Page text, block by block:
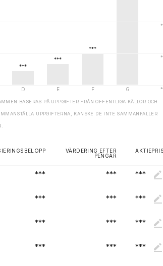
BASERAS PÅ UPPGIFTER FRÅN OFFENTLIGA KÄLLOR OCH
UPPGIFTERNA, KANSKE DE INTE SAMMANFALLER
VÄRDERING EFTER
PENGAR
AKTIEPRIS
*** *** ***
*** *** ***
*** *** ***
*** *** ***